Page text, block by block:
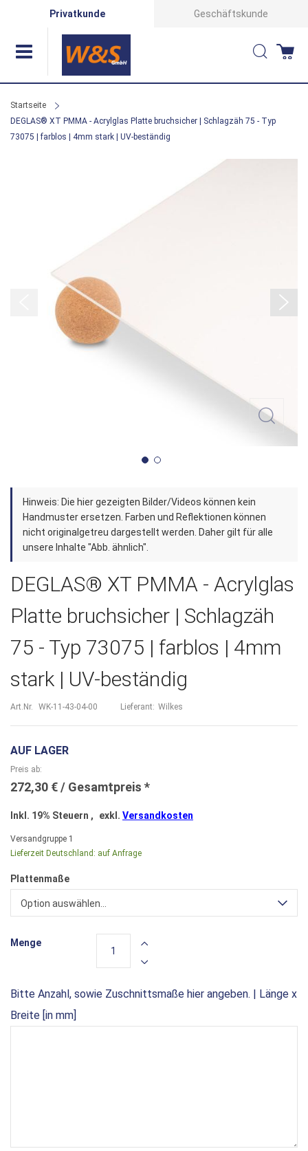
Privatkunde Geschäftskunde
Suche
Startseite
DEGLAS® XT PMMA - Acrylglas Platte bruchsicher | Schlagzäh 75 - Typ
73075 | farblos | 4mm stark | UV-beständig
Zum
Anfang
der
Bildergalerie
Hinweis: Die hier gezeigten Bilder/Videos können kein
Handmuster ersetzen. Farben und Reflektionen können
nicht originalgetreu dargestellt werden. Daher gilt für alle
unsere Inhalte "Abb. ähnlich".
DEGLAS® XT PMMA - Acrylglas
Platte bruchsicher | Schlagzäh
75 - Typ 73075 | farblos | 4mm
stark | UV-beständig
Art.Nr. WK-11-43-04-00 Lieferant: Wilkes
AUF LAGER
Preis ab
272,30 €
Inkl. 19% Steuern , exkl. Versandkosten
Versandgruppe 1
Lieferzeit Deutschland: auf Anfrage
Plattenmaße
Option auswählen...
Bitte Anzahl, sowie Zuschnittsmaße hier angeben. | Länge x
Breite [in mm]
Menge